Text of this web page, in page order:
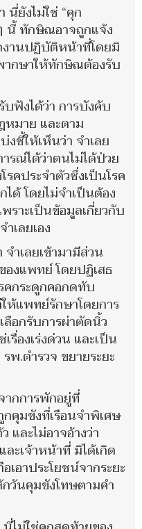
นี่ยังไม่ใช่ “คุก
นี้ ทักษิณอาจถูกแจ้ง
านปฏิบัติหน้าที่โดยมิ
ากษาให้ทักษิณต้องรับ
บฟังได้ว่า การบังคับ
หมาย และตาม
ชี้ให้เห็นว่า จำเลย
รณ์ได้ว่าตนไม่ได้ป่วย
คประจำตัวซึ่งเป็นโรค
ด้ โดยไม่จำเป็นต้อง
ราะเป็นข้อมูลเกี่ยวกับ
เลยเอง
ำเลยเข้ามามีส่วน
องแพทย์ โดยปฏิเสธ
คกระดูกคอกดทับ
ห้แพทย์รักษาโดยการ
ลือกรับการผ่าตัดนิ้ว
รื่องเร่งด่วน และเป็น
พ.ตำรวจ ขยายระยะ
ากการพักอยู่ที่
คุมขังที่เรือนจำพิเศษ
และไม่อาจอ้างว่า
ะเจ้าหน้าที่ มิได้เกิด
เอาประโยชน์จากระยะ
วันคุมขังโทษตามคำ